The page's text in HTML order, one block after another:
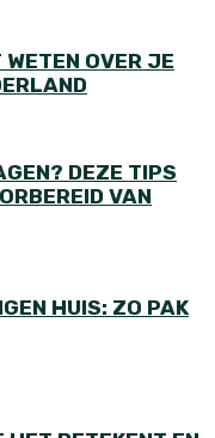
OVER JE
DEZE TIPS
VAN
HUIS: ZO PAK